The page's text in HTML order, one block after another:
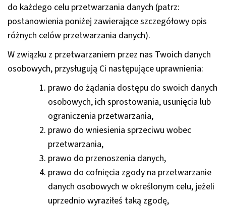
do każdego celu przetwarzania danych (patrz:
postanowienia poniżej zawierające szczegółowy opis
różnych celów przetwarzania danych).
W związku z przetwarzaniem przez nas Twoich danych
osobowych, przysługują Ci następujące uprawnienia:
prawo do żądania dostępu do swoich danych
osobowych, ich sprostowania, usunięcia lub
ograniczenia przetwarzania,
prawo do wniesienia sprzeciwu wobec
przetwarzania,
prawo do przenoszenia danych,
prawo do cofnięcia zgody na przetwarzanie
danych osobowych w określonym celu, jeżeli
uprzednio wyraziłeś taką zgodę,